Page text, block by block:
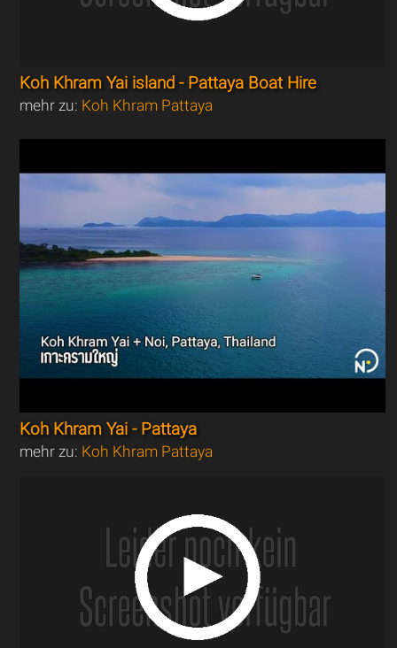
Koh Khram Yai island - Pattaya Boat Hire
mehr zu: Koh Khram Pattaya
Koh Khram Yai - Pattaya
mehr zu: Koh Khram Pattaya